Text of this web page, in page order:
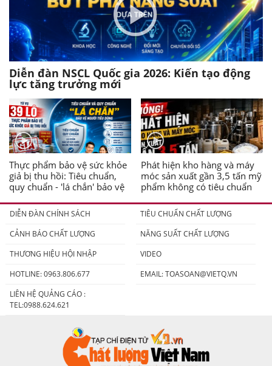
Diễn đàn NSCL Quốc gia 2026: Kiến tạo động
lực tăng trưởng mới
Thực phẩm bảo vệ sức khỏe
giả bị thu hồi: Tiêu chuẩn,
quy chuẩn - 'lá chắn' bảo vệ
Phát hiện kho hàng và máy
móc sản xuất gần 3,5 tấn mỹ
phẩm không có tiêu chuẩn
DIỄN ĐÀN CHÍNH SÁCH
TIÊU CHUẨN CHẤT LƯỢNG
CẢNH BÁO CHẤT LƯỢNG
NĂNG SUẤT CHẤT LƯỢNG
THƯƠNG HIỆU HỘI NHẬP
VIDEO
HOTLINE: 0963.806.677
EMAIL:TOASOAN@VIETQ.VN
LIÊN HỆ QUẢNG CÁO :
TEL:0988.624.621